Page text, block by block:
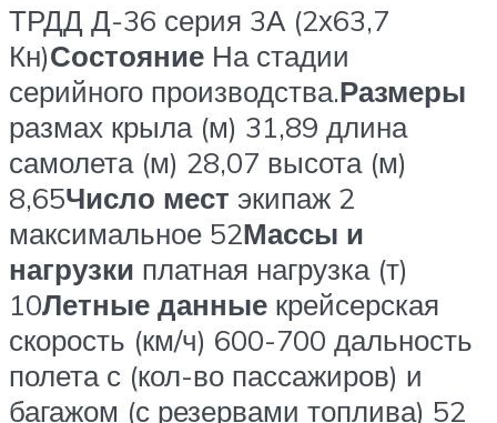
ТРДД Д-36 серия 3А (2х63,7
Кн)Состояние На стадии
серийного производства.Размеры
размах крыла (м) 31,89 длина
самолета (м) 28,07 высота (м)
8,65Число мест экипаж 2
максимальное 52Массы и
нагрузки платная нагрузка (т)
10Летные данные крейсерская
скорость (км/ч) 600-700 дальность
полета с (кол-во пассажиров) и
багажом (с резервами топлива) 52